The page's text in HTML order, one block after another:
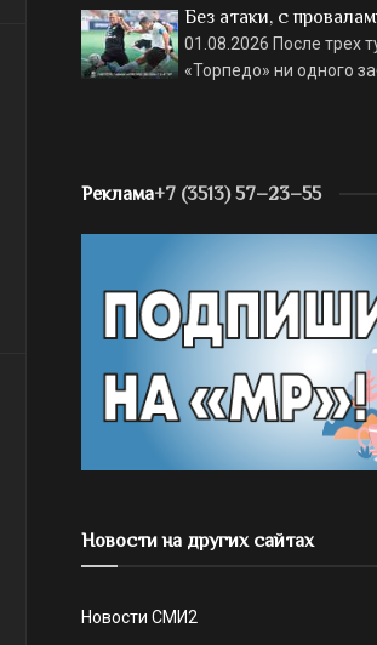
Без атаки, с
01.08.2026 После трех
«Торпедо» ни одного
Реклама+7 (3513) 57–23–55
Новости на других сайтах
Новости СМИ2